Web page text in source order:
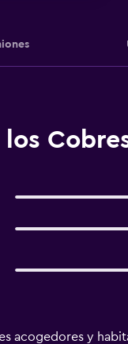
acogedores y